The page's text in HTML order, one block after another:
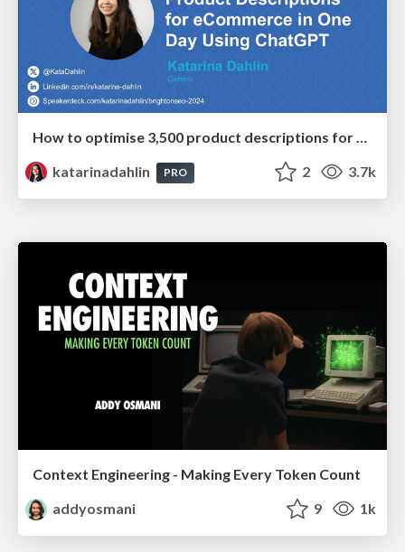
How to optimise 3,500 product descriptions for ecommerce in one day using ChatGPT
katarinadahlin
PRO 2 3.7k
Context Engineering - Making Every Token Count
addyosmani
9 1k